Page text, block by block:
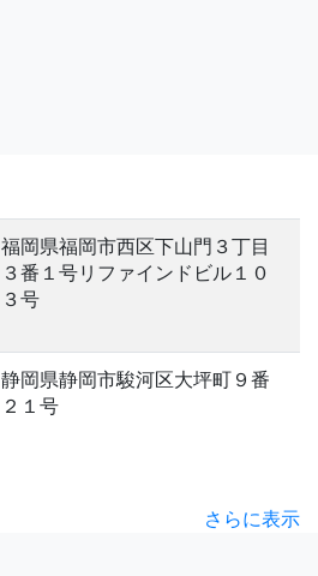
福岡県福岡市西区下山門３丁目
３番１号リファインドビル１０
３号
静岡県静岡市駿河区大坪町９番
２１号
さらに表示